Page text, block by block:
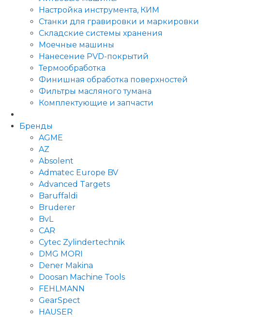
Настройка инструмента, КИМ
Станки для гравировки и маркировки
Складские системы хранения
Моечные машины
Нанесение PVD-покрытий
Термообработка
Финишная обработка поверхностей
Фильтры масляного тумана
Комплектующие и запчасти
Бренды
AGME
AZ
Absolent
Admatec Europe BV
Advanced Targets
Baruffaldi
Bruderer
BvL
CAR
Cytec Zylindertechnik
DMG MORI
Dener Makina
Doosan Machine Tools
FEHLMANN
GearSpect
HAUSER